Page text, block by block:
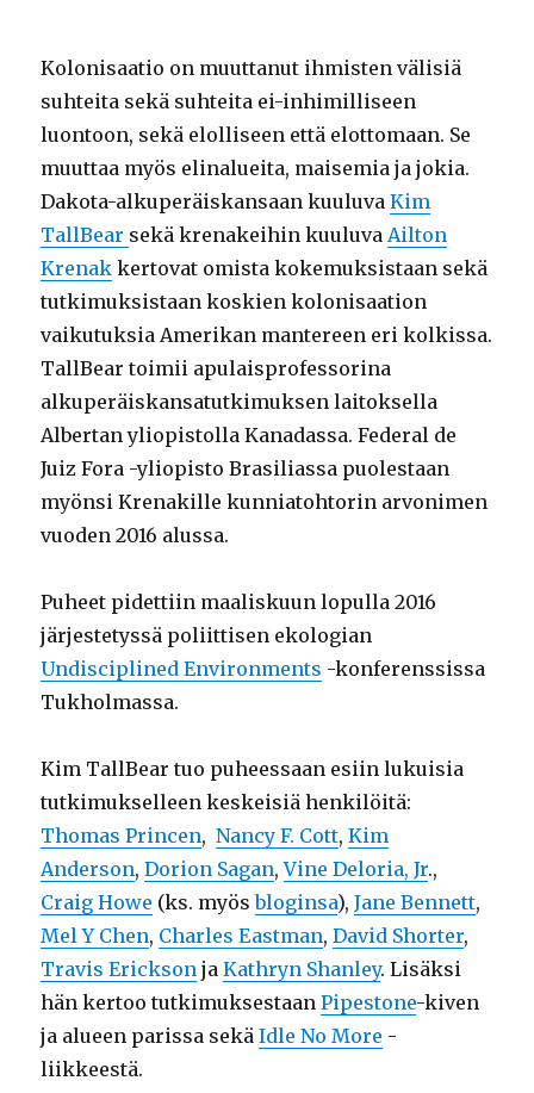
Kolonisaatio on muuttanut ihmisten välisiä
suhteita sekä suhteita ei-inhimilliseen
luontoon, sekä elolliseen että elottomaan. Se
muuttaa myös elinalueita, maisemia ja jokia.
Dakota-alkuperäiskansaan kuuluvaKim
TallBear sekä krenakeihin kuuluvaAilton
Krenak kertovat omista kokemuksistaan sekä
tutkimuksistaan koskien kolonisaation
vaikutuksia Amerikan mantereen eri kolkissa.
TallBear toimii apulaisprofessorina
alkuperäiskansatutkimuksen laitoksella
Albertan yliopistolla Kanadassa. Federal de
Juiz Fora -yliopisto Brasiliassa puolestaan
myönsi Krenakille kunniatohtorin arvonimen
vuoden 2016 alussa.
Puheet pidettiin maaliskuun lopulla 2016
järjestetyssä poliittisen ekologian
Undisciplined Environments -konferenssissa
Tukholmassa.
Kim TallBear tuo puheessaan esiin lukuisia
tutkimukselleen keskeisiä henkilöitä:
Thomas Princen,Nancy F. Cott,Kim
Anderson, Dorion Sagan, Vine Deloria, Jr.,
Craig Howe (ks. myösbloginsa),Jane Bennett,
Mel Y Chen, Charles Eastman,David Shorter,
Travis Erickson jaKathryn Shanley. Lisäksi
hän kertoo tutkimuksestaanPipestone-kiven
ja alueen parissa sekäIdle No More -
liikkeestä.